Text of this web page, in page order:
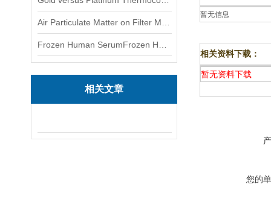
相关文章
暂无信息
相关资料下载：
暂无资料下载
您的